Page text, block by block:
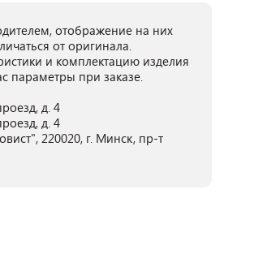
отображение на них
от оригинала.
и комплектацию изделия
параметры при заказе.
д. 4
д. 4
220020, г. Минск, пр-т